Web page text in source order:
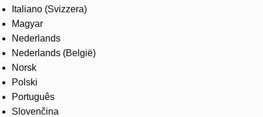
Italiano (Svizzera)
Magyar
Nederlands
Nederlands (België)
Norsk
Polski
Português
Slovenčina